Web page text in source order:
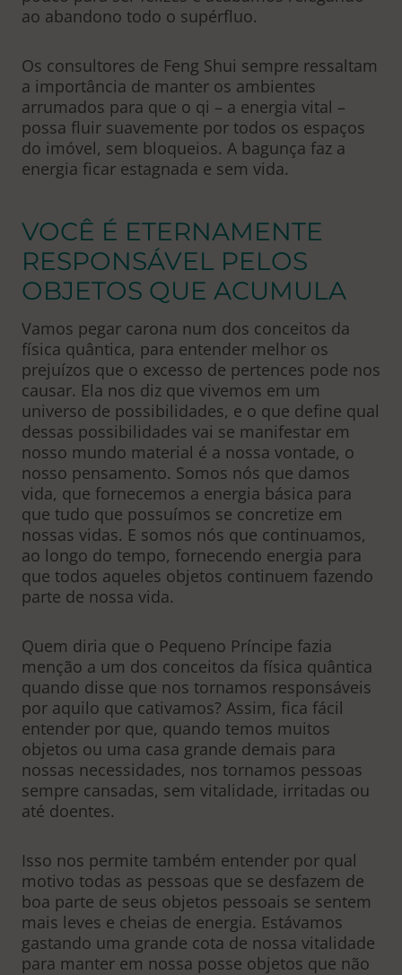
ao abandono todo o supérfluo.
Os consultores de Feng Shui sempre ressaltam
a importância de manter os ambientes
arrumados para que o qi – a energia vital –
possa fluir suavemente por todos os espaços
do imóvel, sem bloqueios. A bagunça faz a
energia ficar estagnada e sem vida.
VOCÊ É ETERNAMENTE
RESPONSÁVEL PELOS
OBJETOS QUE ACUMULA
Vamos pegar carona num dos conceitos da
física quântica, para entender melhor os
prejuízos que o excesso de pertences pode nos
causar. Ela nos diz que vivemos em um
universo de possibilidades, e o que define qual
dessas possibilidades vai se manifestar em
nosso mundo material é a nossa vontade, o
nosso pensamento. Somos nós que damos
vida, que fornecemos a energia básica para
que tudo que possuímos se concretize em
nossas vidas. E somos nós que continuamos,
ao longo do tempo, fornecendo energia para
que todos aqueles objetos continuem fazendo
parte de nossa vida.
Quem diria que o Pequeno Príncipe fazia
menção a um dos conceitos da física quântica
quando disse que nos tornamos responsáveis
por aquilo que cativamos? Assim, fica fácil
entender por que, quando temos muitos
objetos ou uma casa grande demais para
nossas necessidades, nos tornamos pessoas
sempre cansadas, sem vitalidade, irritadas ou
até doentes.
Isso nos permite também entender por qual
motivo todas as pessoas que se desfazem de
boa parte de seus objetos pessoais se sentem
mais leves e cheias de energia. Estávamos
gastando uma grande cota de nossa vitalidade
para manter em nossa posse objetos que não